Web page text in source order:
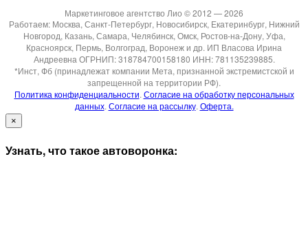
Маркетинговое агентство Лио © 2012 — 2026
Работаем: Москва, Санкт-Петербург, Новосибирск, Екатеринбург, Нижний
Новгород, Казань, Самара, Челябинск, Омск, Ростов-на-Дону, Уфа,
Красноярск, Пермь, Волгоград, Воронеж и др. ИП Власова Ирина
Андреевна ОГРНИП: 318784700158180 ИНН: 781135239885.
*Инст, Фб (принадлежат компании Мета, признанной экстремистской и
запрещенной на территории РФ).
Политика конфиденциальности. Согласие на обработку персональных
данных. Согласие на рассылку. Оферта.
×
Узнать, что такое автоворонка: